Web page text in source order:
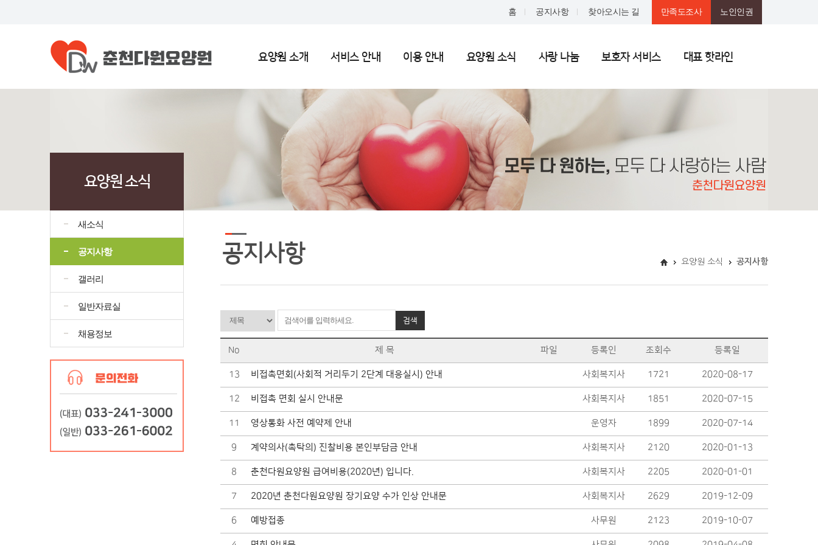
홈 공지사항 찾아오시는 길 만족도조사 노인인권
요양원 소개 서비스 안내 이용 안내 요양원 소식 사랑 나눔 보호자 서비스 대표 핫라인
요양원 소식
새소식
공지사항
갤러리
일반자료실
채용정보
공지사항 요양원 소식 공지사항
검색
No 제 목 파일 등록인 조회수 등록일
13 비접촉면회(사회적 거리두기 2단계 대응실시) 안내 사회복지사 1721 2020-08-17
12 비접촉 면회 실시 안내문 사회복지사 1851 2020-07-15
11 영상통화 사전 예약제 안내 운영자 1899 2020-07-14
9 계약의사(촉탁의) 진찰비용 본인부담금 안내 사회복지사 2120 2020-01-13
8 춘천다원요양원 급여비용(2020년) 입니다. 사회복지사 2205 2020-01-01
7 2020년 춘천다원요양원 장기요양 수가 인상 안내문 사회복지사 2629 2019-12-09
6 예방접종 사무원 2123 2019-10-07